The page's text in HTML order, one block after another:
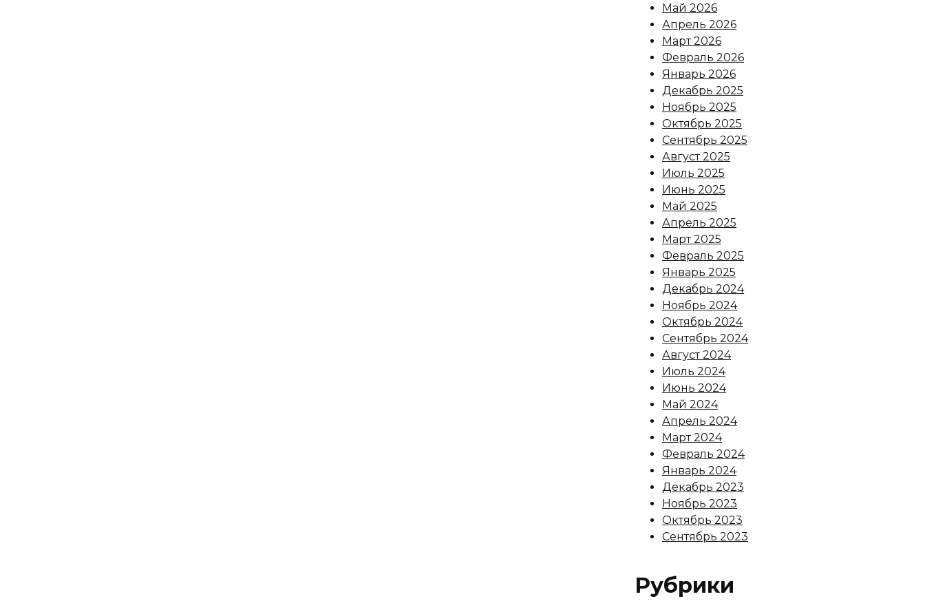
Май 2026
Апрель 2026
Март 2026
Февраль 2026
Январь 2026
Декабрь 2025
Ноябрь 2025
Октябрь 2025
Сентябрь 2025
Август 2025
Июль 2025
Июнь 2025
Май 2025
Апрель 2025
Март 2025
Февраль 2025
Январь 2025
Декабрь 2024
Ноябрь 2024
Октябрь 2024
Сентябрь 2024
Август 2024
Июль 2024
Июнь 2024
Май 2024
Апрель 2024
Март 2024
Февраль 2024
Январь 2024
Декабрь 2023
Ноябрь 2023
Октябрь 2023
Сентябрь 2023
Рубрики